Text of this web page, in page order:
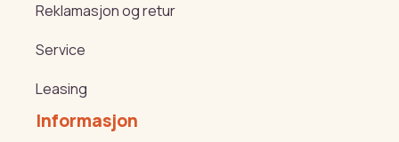
Reklamasjon og retur
Service
Leasing
Informasjon